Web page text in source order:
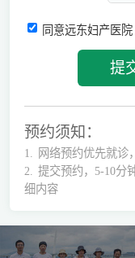
同意远东妇产医院
预约须知：
1.
网络预约优先就诊
2.
提交预约，5-10分
细内容